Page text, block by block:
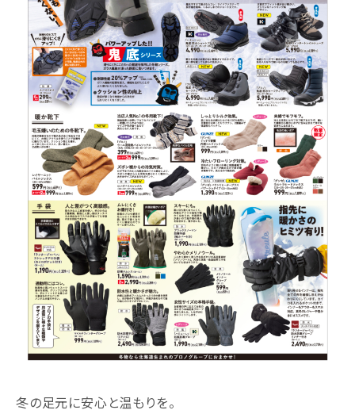
冬の足元に安心と温もりを。